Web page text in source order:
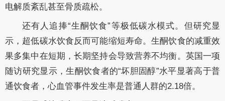
电解质紊乱甚至骨质疏松。
还有人追捧“生酮饮食”等极低碳水模式。但研究显
示，超低碳水饮食反而可能缩短寿命。生酮饮食的减重效
果多集中在短期，长期坚持会导致营养不均衡。英国一项
随访研究显示，生酮饮食者的“坏胆固醇”水平显著高于普
通饮食者，心血管事件发生率是普通人群的2.18倍。